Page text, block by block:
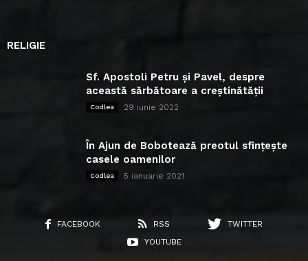
RELIGIE
Sf. Apostoli Petru și Pavel, despre
această sărbătoare a creștinătății
Codlea 29 iunie 2022
În Ajun de Bobotează preotul sfințește
casele oamenilor
Codlea 5 ianuarie 2021
FACEBOOK RSS
TWITTER
YOUTUBE